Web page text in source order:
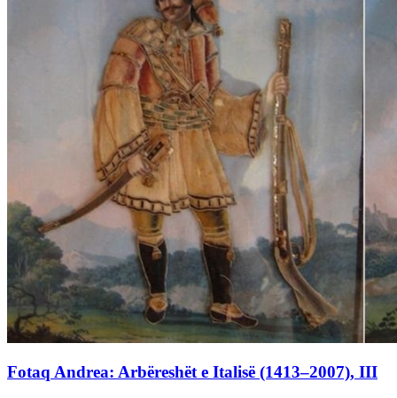
Fotaq Andrea: Arbëreshët e Italisë (1413–2007), III